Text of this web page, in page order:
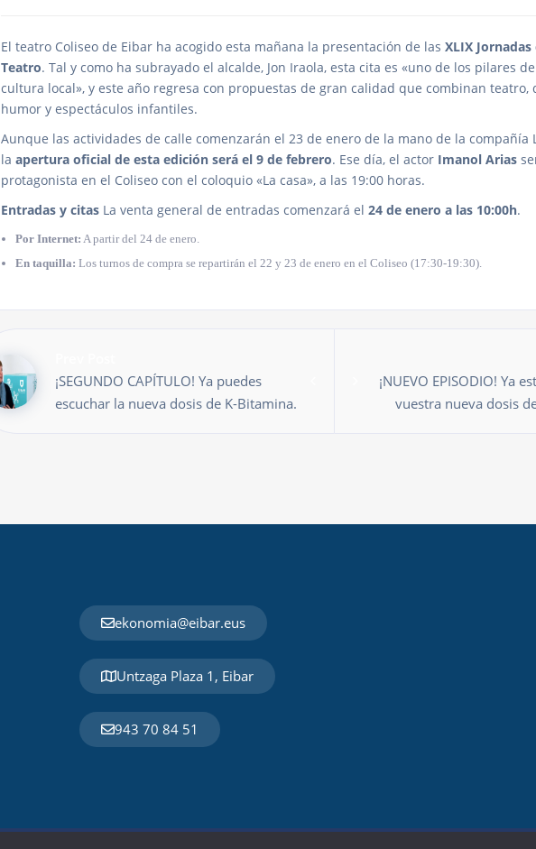
El teatro Coliseo de Eibar ha acogido esta mañana la presentación de las XLIX Jornadas
Teatro. Tal y como ha subrayado el alcalde, Jon Iraola, esta cita es «uno de los pilares
cultura local», y este año regresa con propuestas de gran calidad que combinan teatro,
humor y espectáculos infantiles.
Aunque las actividades de calle comenzarán el 23 de enero de la mano de la compañía
la apertura oficial de esta edición será el 9 de febrero. Ese día, el actor Imanol Arias
protagonista en el Coliseo con el coloquio «La casa», a las 19:00 horas.
Entradas y citas La venta general de entradas comenzará el 24 de enero a las 10:00h.
Por Internet: A partir del 24 de enero.
En taquilla: Los turnos de compra se repartirán el 22 y 23 de enero en el Coliseo (17:30-19:30).
¡SEGUNDO CAPÍTULO! Ya puedes
escuchar la nueva dosis de K-Bitamina.
¡NUEVO EPISODIO! Ya
vuestra nueva dosis
ekonomia@eibar.eus
Untzaga Plaza 1, Eibar
943 70 84 51